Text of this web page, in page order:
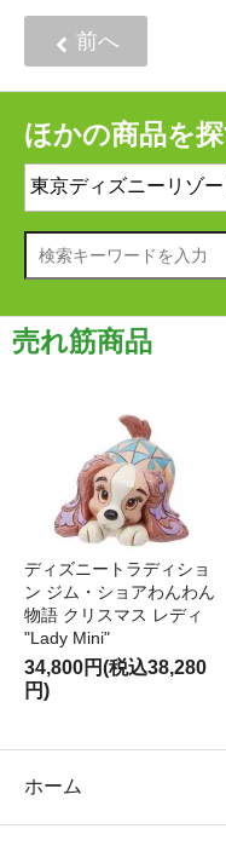
前へ
ほかの商品を
売れ筋商品
ディズニートラディショ
ン ジム・ショアわんわん
物語 クリスマス レディ
"Lady Mini"
34,800円(税込38,280
円)
ホーム